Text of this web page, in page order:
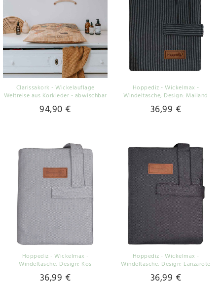
Clarissakork - Wickelauflage
Weltreise aus Korkleder - abwischbar
94,90 €
Hoppediz - Wickelmax -
Windeltasche, Design: Mailand
36,99 €
Hoppediz - Wickelmax -
Windeltasche, Design: Kos
36,99 €
Hoppediz - Wickelmax -
Windeltasche, Design: Lanzarote
36,99 €